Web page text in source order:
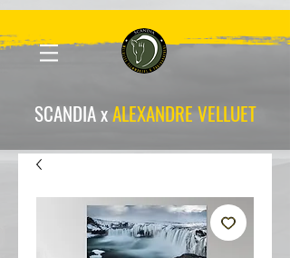
SCANDIA xALEXANDRE VELLUET